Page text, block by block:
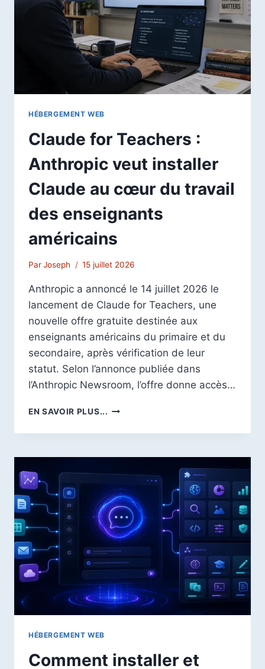
:
JUSQU’OÙ
PEUT-
ON
AUTOMATISER
UNE
INFRASTRUCTURE
HÉBERGEMENT WEB
Claude for Teachers :
Anthropic veut installer
Claude au cœur du travail
des enseignants
américains
ParJoseph 15 juillet 2026
Anthropic a annoncé le 14 juillet 2026 le
lancement de Claude for Teachers, une
nouvelle offre gratuite destinée aux
enseignants américains du primaire et du
secondaire, après vérification de leur
statut. Selon l’annonce publiée dans
l’Anthropic Newsroom, l’offre donne accès…
EN SAVOIR PLUS... CLAUDE
TEACHERS
ANTHROPIC
INSTALLER
CLAUDE
AU
CŒUR
DU
TRAVAIL
DES
ENSEIGNANTS
AMÉRICAINS
HÉBERGEMENT WEB
Comment installer et